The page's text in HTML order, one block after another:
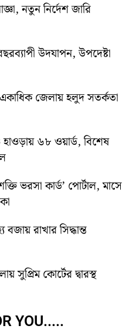
নতুন নির্দেশ জারি
উদযাপন, উপদেষ্টা
একাধিক জেলায় হলুদ সতর্কতা
৬৮ ওয়ার্ড, বিশেষ
ভরসা কার্ড’ পোর্টাল, মাসে
রাখার সিদ্ধান্ত
সুপ্রিম কোর্টের দ্বারস্থ
YOU.....